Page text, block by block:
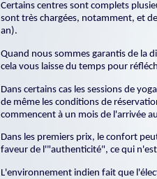
Certains centres sont complets
sont très chargées, notamment, et
an).
Quand nous sommes garantis de la
cela vous laisse du temps pour
Dans certains cas les sessions de
de même les conditions de
commencent à un mois de l'arrivée
Dans les premiers prix, le confort
faveur de l'"authenticité", ce qui
L'environnement indien fait que